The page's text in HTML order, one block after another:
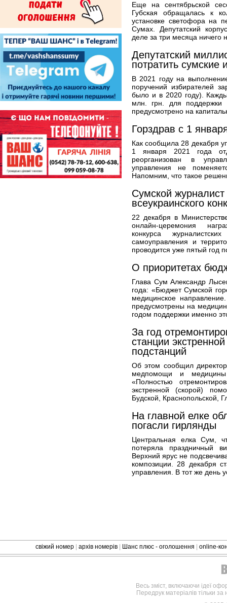
Еще на сентябрьской
Губская обращалась к
установке светофора на
Сумах. Депутатский
деле за три месяца ничего
Депутатский
потратить сумские
В 2021 году на
поручений избирателей
было и в 2020 году).
млн. грн. для поддержки
предусмотрено на
Горздрав с 1
Как сообщила 28 декабря
1 января 2021 года
реорганизован в
управления не
Напомним, что такое
Сумской
всеукраинского
22 декабря в
онлайн-церемония
конкурса
самоуправления и
проводится уже пятый год
О приоритетах
Глава Сум Александр
года: «Бюджет Сумской
медицинское
предусмотрены на
годом поддержки именно
За год
станции
подстанций
Об этом сообщил директор
медпомощи и медицины
«Полностью
экстренной (скорой)
Будской, Краснопольской,
На главной елке
погасли гирлянды
Центральная елка Сум,
потеряла праздничный
Верхний ярус не
композиции. 28 декабря
управления. В тот же день
свіжий номер архів номерів Шанс плюс - оголошення online-
Весь зміст, включаючи ідеї
Передрук матеріалів тільки